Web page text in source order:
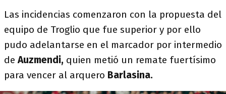
Las incidencias comenzaron con la propuesta del
equipo de Troglio que fue superior y por ello
pudo adelantarse en el marcador por intermedio
deAuzmendi, quien metió un remate fuertísimo
para vencer al arquero Barlasina.